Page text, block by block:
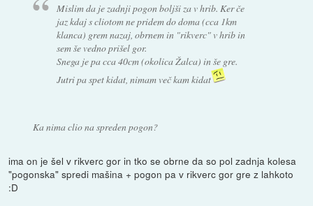
Mislim da je zadnji pogon boljši za v hrib. Ker če
jaz kdaj s cliotom ne pridem do doma (cca 1km
klanca) grem nazaj, obrnem in "rikverc" v hrib in
sem še vedno prišel gor.
Snega je pa cca 40cm (okolica Žalca) in še gre.
Jutri pa spet kidat, nimam več kam kidat
Ka nima clio na spreden pogon?
ima on je šel v rikverc gor in tko se obrne da so pol zadnja kolesa
"pogonska" spredi mašina + pogon pa v rikverc gor gre z lahkoto
:D